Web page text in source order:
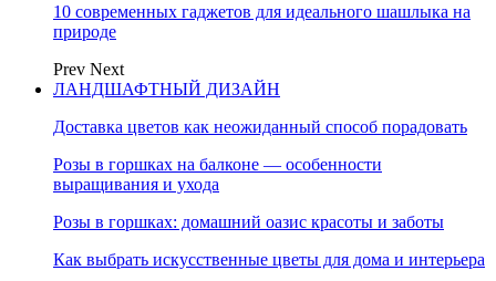
10 современных гаджетов для идеального шашлыка на
природе
Prev Next
ЛАНДШАФТНЫЙ ДИЗАЙН
Доставка цветов как неожиданный способ порадовать
Розы в горшках на балконе — особенности
выращивания и ухода
Розы в горшках: домашний оазис красоты и заботы
Как выбрать искусственные цветы для дома и интерьера